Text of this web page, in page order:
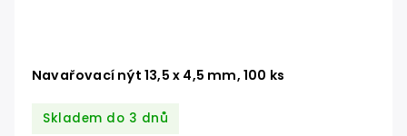
Navařovací nýt 13,5 x 4,5 mm, 100 ks
Skladem do 3 dnů